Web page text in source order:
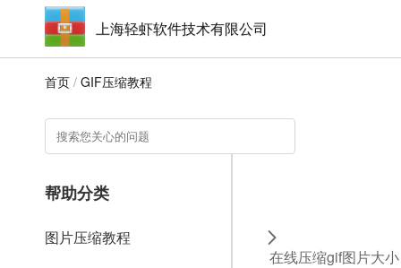
上海轻虾软件技术有限公司
首页 / GIF压缩教程
帮助分类
图片压缩教程
在线压缩gif图片大